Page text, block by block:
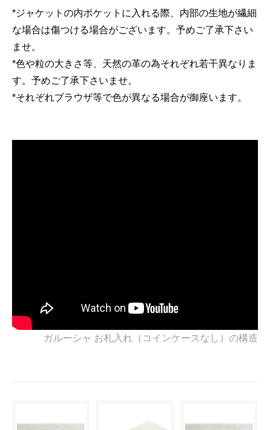
*ジャケットの内ポケットに入れる際、内部の生地が繊細
な場合は傷つける場合がございます。予めご了承下さい
ませ。
*色や粒の大きさ等、天然の革の為それぞれ若干異なりま
す。予めご了承下さいませ。
*それぞれブラウザ等で色が異なる場合が御座います。
ガルーシャ お札入れ（コインケースなし）の構造